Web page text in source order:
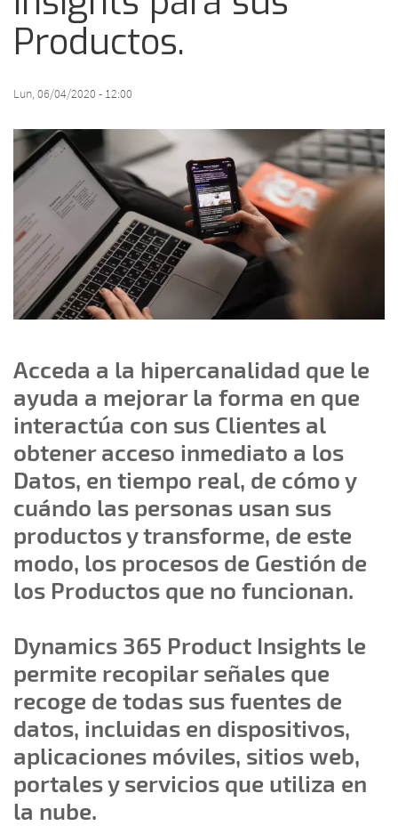
Productos.
Lun, 06/04/2020 - 12:00
Acceda a la hipercanalidad que le
ayuda a mejorar la forma en que
interactúa con sus Clientes al
obtener acceso inmediato a los
Datos, en tiempo real, de cómo y
cuándo las personas usan sus
productos y transforme, de este
modo, los procesos de Gestión de
los Productos que no funcionan.
Dynamics 365 Product Insights le
permite recopilar señales que
recoge de todas sus fuentes de
datos, incluidas en dispositivos,
aplicaciones móviles, sitios web,
portales y servicios que utiliza en
la nube.